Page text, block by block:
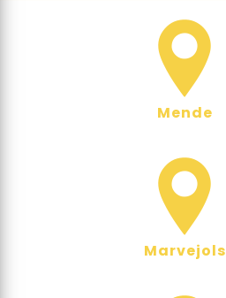
Mende
Marvejols